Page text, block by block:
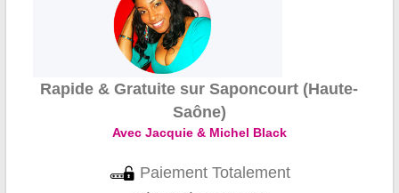
Rapide & Gratuite sur Saponcourt (Haute-
Saône)
Avec Jacquie & Michel Black
Paiement Totalement